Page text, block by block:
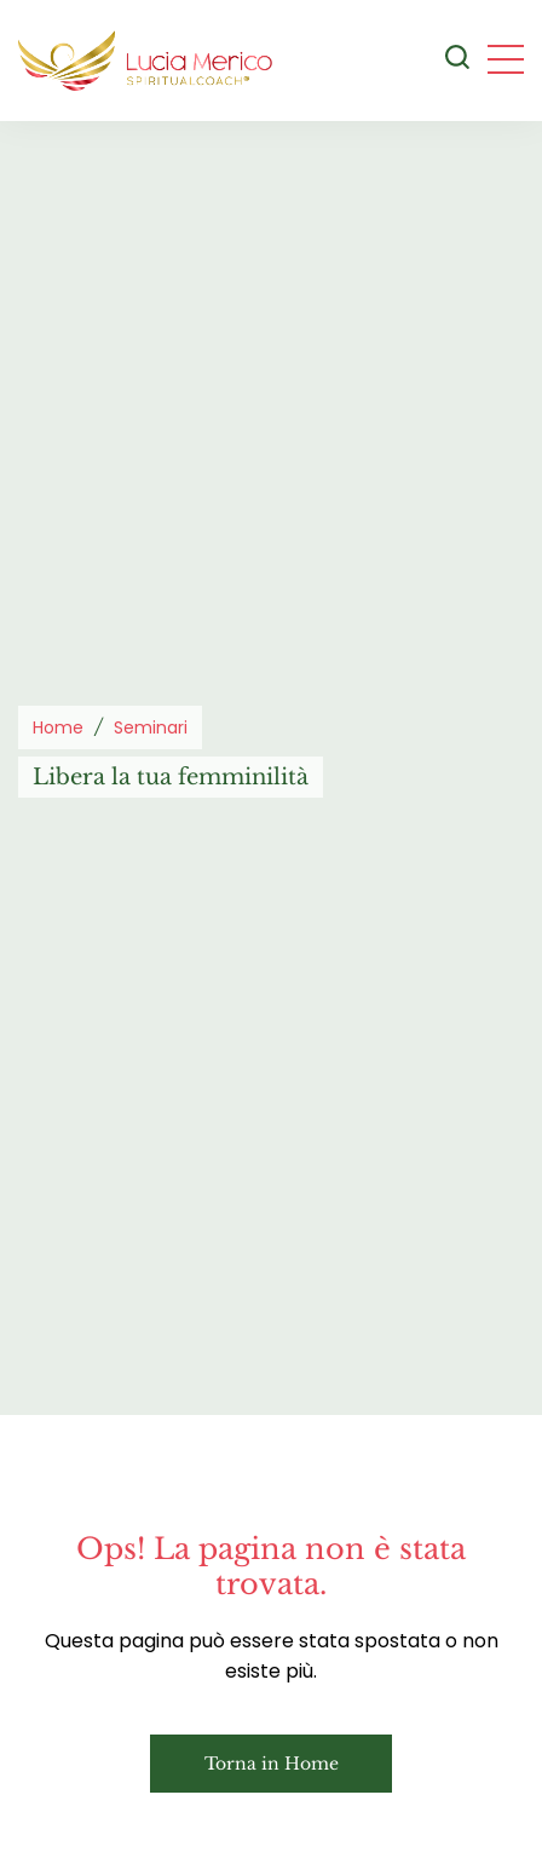
Home Seminari
Libera la tua femminilità
Ops! La pagina non è stata
trovata.
Questa pagina può essere stata spostata o non
esiste più.
Torna in Home